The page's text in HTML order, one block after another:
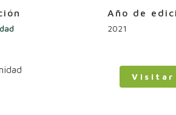
Año de
2021
Visitar